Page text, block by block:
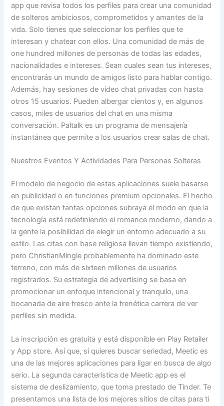
app que revisa todos los perfiles para crear una comunidad
de solteros ambiciosos, comprometidos y amantes de la
vida. Solo tienes que seleccionar los perfiles que te
interesan y chatear con ellos. Una comunidad de más de
one hundred millones de personas de todas las edades,
nacionalidades e intereses. Sean cuales sean tus intereses,
encontrarás un mundo de amigos listo para hablar contigo.
Además, hay sesiones de vídeo chat privadas con hasta
otros 15 usuarios. Pueden albergar cientos y, en algunos
casos, miles de usuarios del chat en una misma
conversación. Paltalk es un programa de mensajería
instantánea que permite a los usuarios crear salas de chat.
Nuestros Eventos Y Actividades Para Personas Solteras
El modelo de negocio de estas aplicaciones suele basarse
en publicidad o en funciones premium opcionales. El hecho
de que existan tantas opciones subraya el modo en que la
tecnología está redefiniendo el romance moderno, dando a
la gente la posibilidad de elegir un entorno adecuado a su
estilo. Las citas con base religiosa llevan tiempo existiendo,
pero ChristianMingle probablemente ha dominado este
terreno, con más de sixteen millones de usuarios
registrados. Su estrategia de advertising se basa en
promocionar un enfoque intencional y tranquilo, una
bocanada de aire fresco ante la frenética carrera de ver
perfiles sin medida.
La inscripción es gratuita y está disponible en Play Retailer
y App store. Así que, si quieres buscar seriedad, Meetic es
una de las mejores aplicaciones para ligar en busca de algo
serio. La segunda característica de Meetic app es el
sistema de deslizamiento, que toma prestado de Tinder. Te
presentamos una lista de los mejores sitios de citas para ti